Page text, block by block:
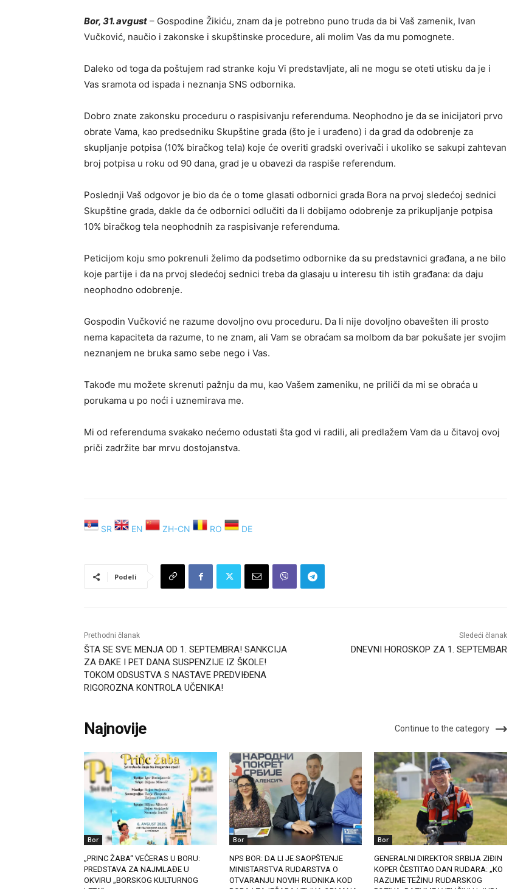
Bor, 31. avgust – Gospodine Žikiću, znam da je potrebno puno truda da bi Vaš zamenik, Ivan
Vučković, naučio i zakonske i skupštinske procedure, ali molim Vas da mu pomognete.
Daleko od toga da poštujem rad stranke koju Vi predstavljate, ali ne mogu se oteti utisku da je i
Vas sramota od ispada i neznanja SNS odbornika.
Dobro znate zakonsku proceduru o raspisivanju referenduma. Neophodno je da se inicijatori prvo
obrate Vama, kao predsedniku Skupštine grada (što je i urađeno) i da grad da odobrenje za
skupljanje potpisa (10% biračkog tela) koje će overiti gradski overivači i ukoliko se sakupi zahtevan
broj potpisa u roku od 90 dana, grad je u obavezi da raspiše referendum.
Poslednji Vaš odgovor je bio da će o tome glasati odbornici grada Bora na prvoj sledećoj sednici
Skupštine grada, dakle da će odbornici odlučiti da li dobijamo odobrenje za prikupljanje potpisa
10% biračkog tela neophodnih za raspisivanje referenduma.
Peticijom koju smo pokrenuli želimo da podsetimo odbornike da su predstavnici građana, a ne bilo
koje partije i da na prvoj sledećoj sednici treba da glasaju u interesu tih istih građana: da daju
neophodno odobrenje.
Gospodin Vučković ne razume dovoljno ovu proceduru. Da li nije dovoljno obavešten ili prosto
nema kapaciteta da razume, to ne znam, ali Vam se obraćam sa molbom da bar pokušate jer svojim
neznanjem ne bruka samo sebe nego i Vas.
Takođe mu možete skrenuti pažnju da mu, kao Vašem zameniku, ne priliči da mi se obraća u
porukama u po noći i uznemirava me.
Mi od referenduma svakako nećemo odustati šta god vi radili, ali predlažem Vam da u čitavoj ovoj
priči zadržite bar mrvu dostojanstva.
SR EN ZH-CN RO DE
Podeli
Prethodni članak
ŠTA SE SVE MENJA OD 1. SEPTEMBRA! SANKCIJA
ZA ĐAKE I PET DANA SUSPENZIJE IZ ŠKOLE!
TOKOM ODSUSTVA S NASTAVE PREDVIĐENA
RIGOROZNA KONTROLA UČENIKA!
Sledeći članak
DNEVNI HOROSKOP ZA 1. SEPTEMBAR
Najnovije Continue to the category
Bor
„PRINC ŽABA“ VEČERAS U BORU:
PREDSTAVA ZA NAJMLAĐE U
OKVIRU „BORSKOG KULTURNOG
Bor
NPS BOR: DA LI JE SAOPŠTENJE
MINISTARSTVA RUDARSTVA O
OTVARANJU NOVIH RUDNIKA KOD
Bor
GENERALNI DIREKTOR SRBIJA ZIĐIN
KOPER ČESTITAO DAN RUDARA: „KO
RAZUME TEŽINU RUDARSKOG